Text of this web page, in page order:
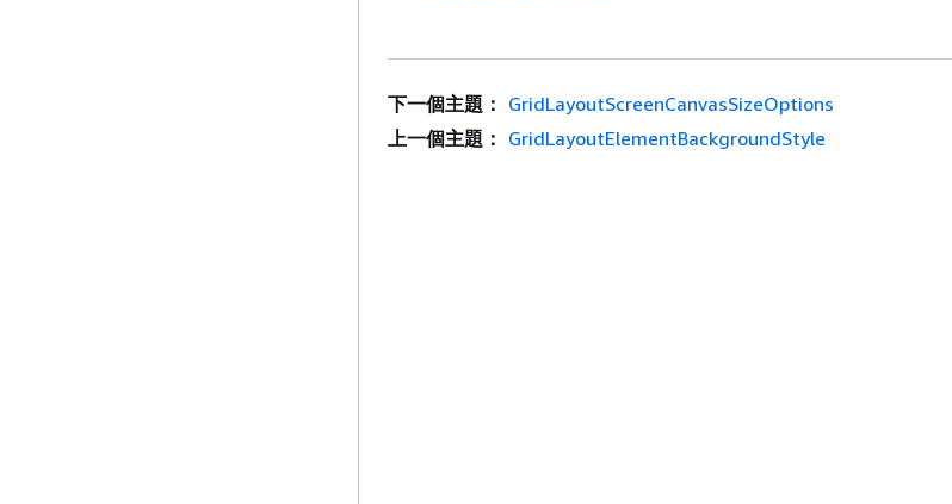
下一個主題： GridLayoutScreenCanvasSizeOptions
上一個主題： GridLayoutElementBackgroundStyle